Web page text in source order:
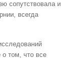
сопутствовала и
всегда
том, что все